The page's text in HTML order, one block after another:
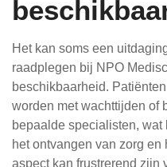
Het kan soms een
raadplegen bij NPO
beschikbaarheid.
worden met wachttijden of
bepaalde specialisten,
het ontvangen van zorg
aspect kan frustrerend zijn